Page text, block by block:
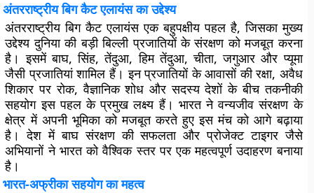
अंतरराष्ट्रीय बिग कैट एलायंस का उद्देश्य
अंतरराष्ट्रीय बिग कैट एलायंस एक बहुपक्षीय पहल है, जिसका मुख्य
उद्देश्य दुनिया की बड़ी बिल्ली प्रजातियों के संरक्षण को मजबूत करना
है। इसमें बाघ, सिंह, तेंदुआ, हिम तेंदुआ, चीता, जगुआर और प्यूमा
जैसी प्रजातियां शामिल हैं। इन प्रजातियों के आवासों की रक्षा, अवैध
शिकार पर रोक, वैज्ञानिक शोध और सदस्य देशों के बीच तकनीकी
सहयोग इस पहल के प्रमुख लक्ष्य हैं। भारत ने वन्यजीव संरक्षण के
क्षेत्र में अपनी भूमिका को मजबूत करते हुए इस मंच को आगे बढ़ाया
है। देश में बाघ संरक्षण की सफलता और प्रोजेक्ट टाइगर जैसे
अभियानों ने भारत को वैश्विक स्तर पर एक महत्वपूर्ण उदाहरण बनाया
है।
भारत-अफ्रीका सहयोग का महत्व